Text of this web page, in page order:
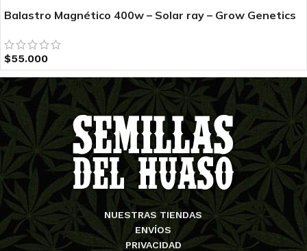
Balastro Magnético 400w – Solar ray – Grow Genetics
$55.000
NUESTRAS TIENDAS
ENVÍOS
PRIVACIDAD